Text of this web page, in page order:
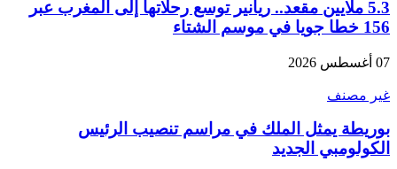
5.3 ملايين مقعد.. ريانير توسع رحلاتها إلى المغرب عبر
156 خطا جويا في موسم الشتاء
07 أغسطس 2026
غير مصنف
بوريطة يمثل الملك في مراسم تنصيب الرئيس
الكولومبي الجديد